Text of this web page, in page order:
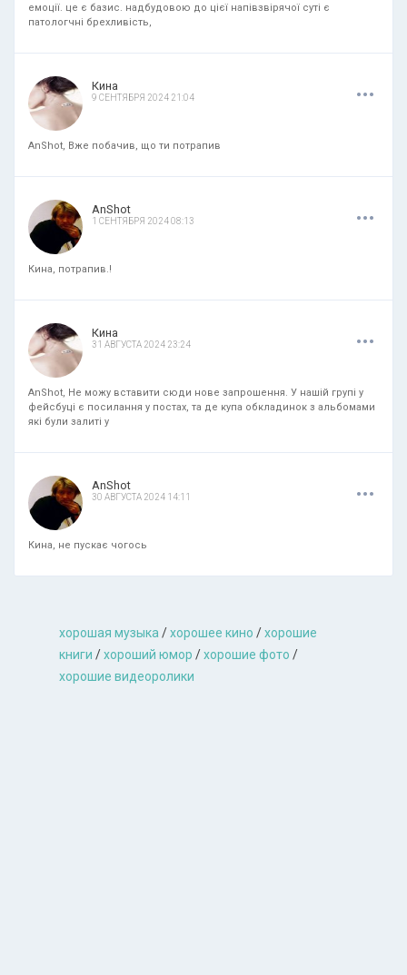
емоції. це є базис. надбудовою до цієї напівзвірячої суті є
патологчні брехливість,
Кина
9 СЕНТЯБРЯ 2024 21:04 ...
AnShot, Вже побачив, що ти потрапив
AnShot
1 СЕНТЯБРЯ 2024 08:13 ...
Кина, потрапив.!
Кина
31 АВГУСТА 2024 23:24 ...
AnShot, Не можу вставити сюди нове запрошення. У нашій групі у
фейсбуці є посилання у постах, та де купа обкладинок з альбомами
які були залиті у
AnShot
30 АВГУСТА 2024 14:11 ...
Кина, не пускає чогось
хорошая музыкa /хорошее кино /хорошие
книги /хороший юмор /хорошие фото /
хорошие видеоролики